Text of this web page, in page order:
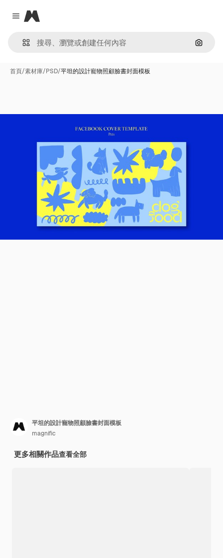
Close menu
Magnific
通過圖
首頁/素材庫/PSD/平坦的設計寵物照顧臉書封面模板
平坦的設計寵物照顧臉書封面模板
magnific
更多相關作品查看全部